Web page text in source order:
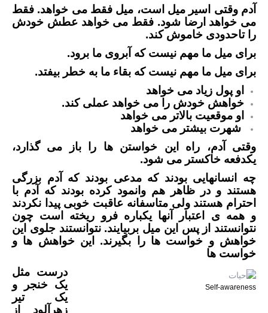
آدم وقتی اسیر میل است، میل فقط می خواهد. فقط
می خواهد ارضا شود. فقط می خواهد عطش خودش
را تاحدودی خاموش کند.
برای میل ما مهم نیست که آبروی ما برود.
برای میل ما مهم نیست که بقاء ما به خطر بیفتد.
او پول زیاد می خواهد
خواهش خودش را می خواهد عملی کند.
او موقعیت بالاتر می خواهد
شهرت بیشتر می خواهد
وقتی آدم، راه این خواستن ها را باز می گذارد،
یکدفعه خاکستر می شود.
چه انسانهایی بودند که مدعی بودند که آدم بزرگی
هستند و در ظاهر هم وانمود کرده بودند که آدم با
احترام هستند ولی متاسفانه عاقبت خوبی پیدا نکردند
و همه ی اعتبار آنها یکباره فرو ریخته است چون
نتوانستند از پس این میل بربیایند. نتوانستند جلوی این
خواهش و خواست ها را بگیرند. این خواهش ها و
خواست ها
Self-awareness
درست مثل
یک خنجر و
یک تیر
زهرآلود از